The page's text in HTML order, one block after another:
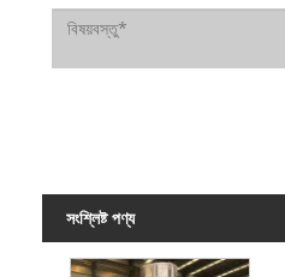
সংশ্লিষ্ট পণ্য